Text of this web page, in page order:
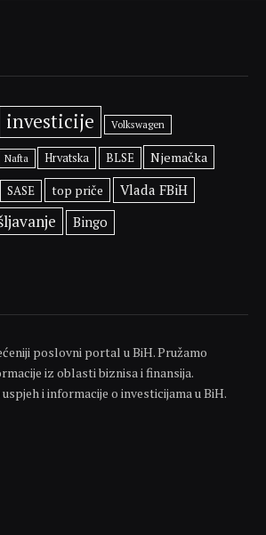
investicije Volkswagen
Nafta Hrvatska BLSE Njemačka
SASE top priče Vlada FBiH
Bingo
poslovni portal u BiH. Pružamo
iz oblasti biznisa i finansija.
i informacije o investicijama u BiH.